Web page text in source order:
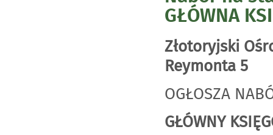
GŁÓWNA
Złotoryjski
Reymonta 5
OGŁOSZA
GŁÓWNY